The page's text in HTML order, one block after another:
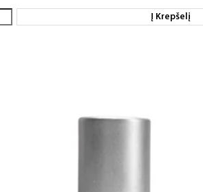
Į Krepšelį